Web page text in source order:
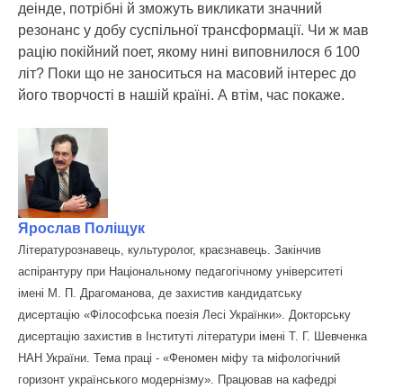
деінде, потрібні й зможуть викликати значний
резонанс у добу суспільної трансформації. Чи ж мав
рацію покійний поет, якому нині виповнилося б 100
літ? Поки що не заноситься на масовий інтерес до
його творчості в нашій країні. А втім, час покаже.
Ярослав Поліщук
Літературознавець, культуролог, краєзнавець. Закінчив
аспірантуру при Національному педагогічному університеті
імені М. П. Драгоманова, де захистив кандидатську
дисертацію «Філософська поезія Лесі Українки». Докторську
дисертацію захистив в Інституті літератури імені Т. Г. Шевченка
НАН України. Тема праці - «Феномен міфу та міфологічний
горизонт українського модернізму». Працював на кафедрі